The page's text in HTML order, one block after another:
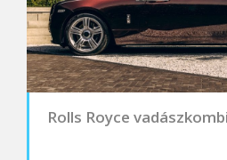
Rolls Royce